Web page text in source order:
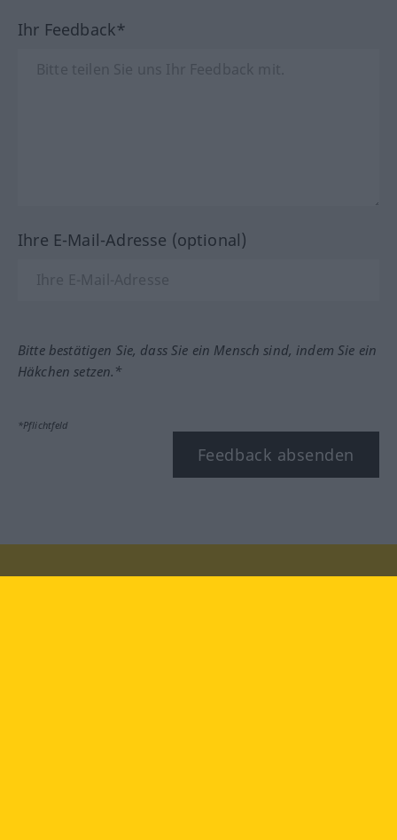
Ihr Feedback*
Ihre E-Mail-Adresse (optional)
Bitte bestätigen Sie, dass Sie ein Mensch sind, indem Sie ein
Häkchen setzen.*
*Pflichtfeld
Feedback absenden